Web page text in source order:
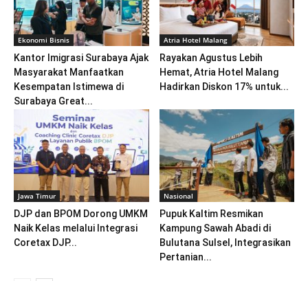
Ekonomi Bisnis
Kantor Imigrasi Surabaya Ajak
Masyarakat Manfaatkan
Kesempatan Istimewa di
Surabaya Great...
Atria Hotel Malang
Rayakan Agustus Lebih
Hemat, Atria Hotel Malang
Hadirkan Diskon 17% untuk...
Jawa Timur
DJP dan BPOM Dorong UMKM
Naik Kelas melalui Integrasi
Coretax DJP...
Nasional
Pupuk Kaltim Resmikan
Kampung Sawah Abadi di
Bulutana Sulsel, Integrasikan
Pertanian...